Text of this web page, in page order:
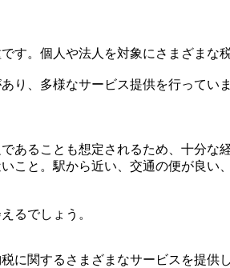
す。個人や法人を対象にさまざまな
り、多様なサービス提供を行って
あることも想定されるため、十分な
こと。駅から近い、交通の便が良い
るでしょう。
に関するさまざまなサービスを提